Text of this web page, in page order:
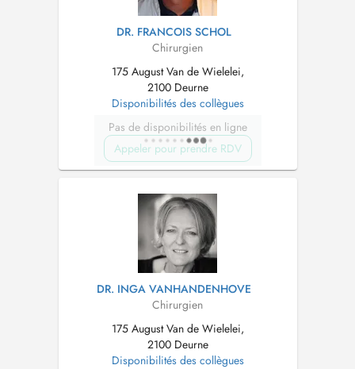
DR. FRANCOIS SCHOL
Chirurgien
175 August Van de Wielelei,
2100 Deurne
Disponibilités des collègues
Pas de disponibilités en ligne
Appeler pour prendre RDV
DR. INGA VANHANDENHOVE
Chirurgien
175 August Van de Wielelei,
2100 Deurne
Disponibilités des collègues